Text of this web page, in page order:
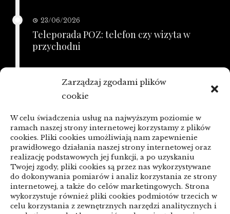
Zarządzaj zgodami plików
cookie
W celu świadczenia usług na najwyższym poziomie w
ramach naszej strony internetowej korzystamy z plików
cookies. Pliki cookies umożliwiają nam zapewnienie
prawidłowego działania naszej strony internetowej oraz
realizację podstawowych jej funkcji, a po uzyskaniu
Twojej zgody, pliki cookies są przez nas wykorzystywane
do dokonywania pomiarów i analiz korzystania ze strony
internetowej, a także do celów marketingowych. Strona
wykorzystuje również pliki cookies podmiotów trzecich w
celu korzystania z zewnętrznych narzędzi analitycznych i
23/06/2026
Teleporada POZ: telefon czy wizyta w
przychodni
KSeF a zaległe faktury: porządkowanie
przed zmianą
linki z nap
Categories
ARTYKUŁ SPONSOROWANY
Biznes & Finanse